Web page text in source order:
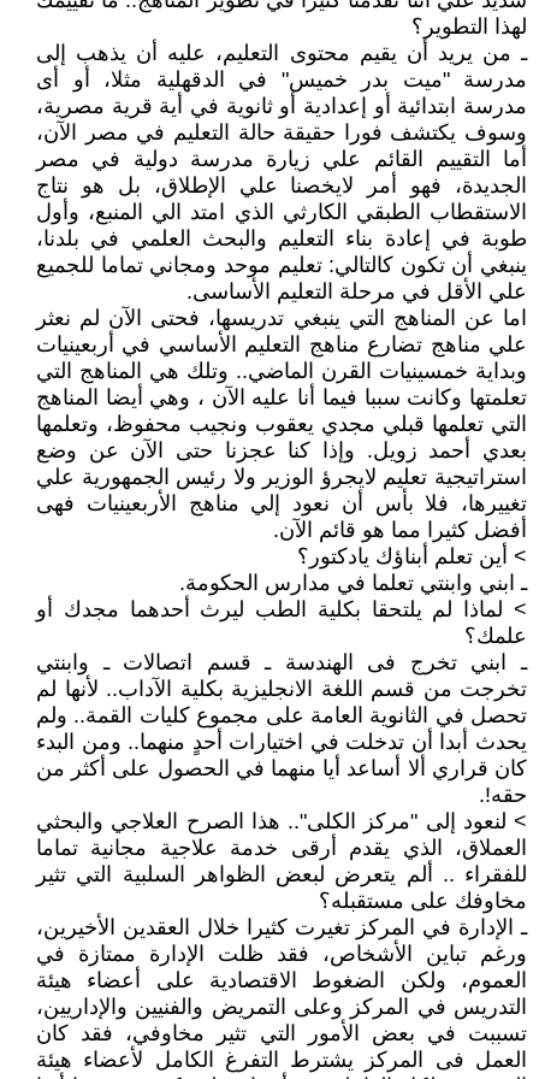
لهذا التطوير؟
ـ من يريد أن يقيم محتوى التعليم، عليه أن يذهب إلى
مدرسة "ميت بدر خميس" في الدقهلية مثلا، أو أى
مدرسة ابتدائية أو إعدادية أو ثانوية في أية قرية مصرية،
وسوف يكتشف فورا حقيقة حالة التعليم في مصر الآن،
أما التقييم القائم علي زيارة مدرسة دولية في مصر
الجديدة، فهو أمر لايخصنا علي الإطلاق، بل هو نتاج
الاستقطاب الطبقي الكارثي الذي امتد الي المنبع، وأول
طوبة في إعادة بناء التعليم والبحث العلمي في بلدنا،
ينبغي أن تكون كالتالي: تعليم موحد ومجاني تماما للجميع
علي الأقل في مرحلة التعليم الأساسى.
اما عن المناهج التي ينبغي تدريسها، فحتى الآن لم نعثر
علي مناهج تضارع مناهج التعليم الأساسي في أربعينيات
وبداية خمسينيات القرن الماضي.. وتلك هي المناهج التي
تعلمتها وكانت سببا فيما أنا عليه الآن ، وهي أيضا المناهج
التي تعلمها قبلي مجدي يعقوب ونجيب محفوظ، وتعلمها
بعدي أحمد زويل. وإذا كنا عجزنا حتى الآن عن وضع
استراتيجية تعليم لايجرؤ الوزير ولا رئيس الجمهورية علي
تغييرها، فلا بأس أن نعود إلي مناهج الأربعينيات فهى
أفضل كثيرا مما هو قائم الآن.
> أين تعلم أبناؤك يادكتور؟
ـ ابني وابنتي تعلما في مدارس الحكومة.
> لماذا لم يلتحقا بكلية الطب ليرث أحدهما مجدك أو
علمك؟
ـ ابني تخرج فى الهندسة ـ قسم اتصالات ـ وابنتي
تخرجت من قسم اللغة الانجليزية بكلية الآداب.. لأنها لم
تحصل في الثانوية العامة على مجموع كليات القمة.. ولم
يحدث أبدا أن تدخلت في اختيارات أحدٍ منهما.. ومن البدء
كان قراري ألا أساعد أيا منهما في الحصول على أكثر من
حقه!.
> لنعود إلى "مركز الكلى".. هذا الصرح العلاجي والبحثي
العملاق، الذي يقدم أرقى خدمة علاجية مجانية تماما
للفقراء .. ألم يتعرض لبعض الظواهر السلبية التي تثير
مخاوفك على مستقبله؟
ـ الإدارة في المركز تغيرت كثيرا خلال العقدين الأخيرين،
ورغم تباين الأشخاص، فقد ظلت الإدارة ممتازة في
العموم، ولكن الضغوط الاقتصادية على أعضاء هيئة
التدريس في المركز وعلى التمريض والفنيين والإداريين،
تسببت في بعض الأمور التي تثير مخاوفي، فقد كان
العمل فى المركز يشترط التفرغ الكامل لأعضاء هيئة